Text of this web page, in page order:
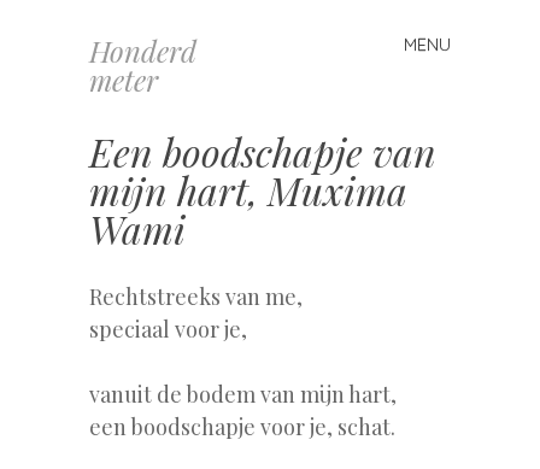
Honderd
meter
MENU
Spring
naar
Een boodschapje van
mijn hart, Muxima
Wami
Rechtstreeks van me,
speciaal voor je,
vanuit de bodem van mijn hart,
een boodschapje voor je, schat.